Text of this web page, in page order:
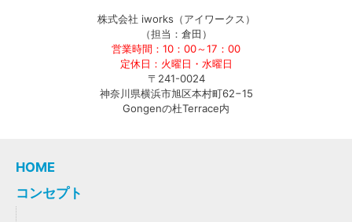
株式会社 iworks（アイワークス）
（担当：倉田）
営業時間：10：00～17：00
定休日：火曜日・水曜日
〒241-0024
神奈川県横浜市旭区本村町62−15
Gongenの杜Terrace内
HOME
コンセプト